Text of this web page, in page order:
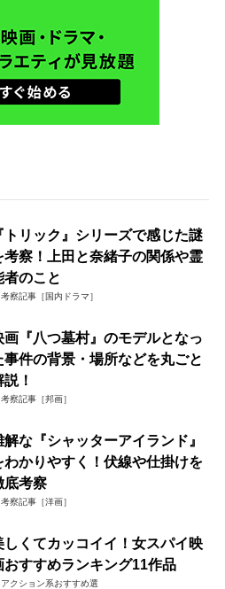
トリック』シリーズで感じた謎
考察！上田と奈緒子の関係や霊
者のこと
考察記事［国内ドラマ］
画『八つ墓村』のモデルとなっ
事件の背景・場所などを丸ごと
説！
考察記事［邦画］
解な『シャッターアイランド』
わかりやすく！伏線や仕掛けを
底考察
考察記事［洋画］
しくてカッコイイ！女スパイ映
おすすめランキング11作品
アクション系おすすめ選